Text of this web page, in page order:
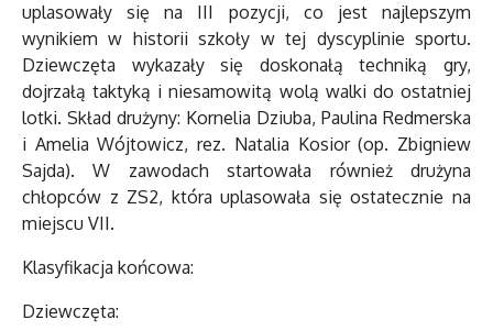
uplasowały się na III pozycji, co jest najlepszym
wynikiem w historii szkoły w tej dyscyplinie sportu.
Dziewczęta wykazały się doskonałą techniką gry,
dojrzałą taktyką i niesamowitą wolą walki do ostatniej
lotki. Skład drużyny: Kornelia Dziuba, Paulina Redmerska
i Amelia Wójtowicz, rez. Natalia Kosior (op. Zbigniew
Sajda). W zawodach startowała również drużyna
chłopców z ZS2, która uplasowała się ostatecznie na
miejscu VII.
Klasyfikacja końcowa:
Dziewczęta: